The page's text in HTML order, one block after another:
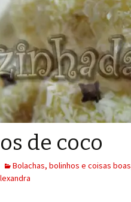
de coco
Bolachas, bolinhos e coisas boas